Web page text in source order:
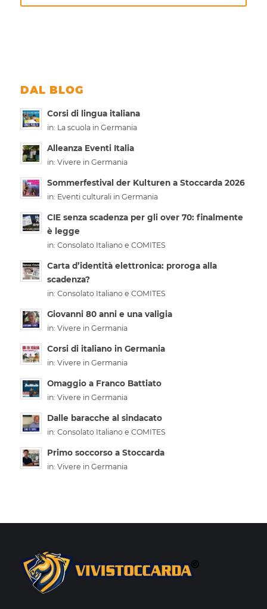
DAL BLOG
Corsi di lingua italiana
in: La scuola in Germania
Alleanza Eventi Italia
in: Vivere in Germania
Sommerfestival der Kulturen a Stoccarda 2026
in: Eventi culturali in Germania
CIE senza scadenza per gli over 70: finalmente
è legge
in: Consolato Italiano e COMITES
Carta d’identità elettronica: proroga alla
scadenza?
in: Consolato Italiano e COMITES
Giovanni 80 anni e una valigia
in: Vivere in Germania
Corsi di italiano in Germania
in: Vivere in Germania
Omaggio a Franco Battiato
in: Vivere in Germania
Dalle baracche al sindacato
in: Consolato Italiano e COMITES
Primo soccorso a Stoccarda
in: Vivere in Germania